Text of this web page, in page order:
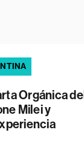
Orgánica del
Milei y